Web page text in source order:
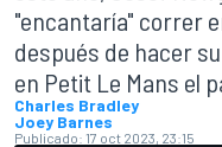
"encantaría" correr
después de hacer
en Petit Le Mans el
Charles Bradley
Joey Barnes
Publicado: 17 oct 2023, 23:15